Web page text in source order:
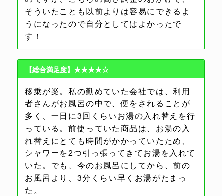
そういたことも以前よりは容易にできるよ
うになったので自分としてはよかったで
す！
【総合満足度】★★★★☆
移乗が楽。私の勤めていた会社では、利用
者さんがお風呂の中で、便をされることが
多く、一日に3回くらいお湯の入れ替えを行
っている。前使っていた商品は、お湯の入
れ替えにとても時間がかかっていたため、
シャワーを2つ引っ張ってきてお湯を入れて
いた。でも、今のお風呂にしてから、前の
お風呂より、3分くらい早くお湯がたまっ
た。